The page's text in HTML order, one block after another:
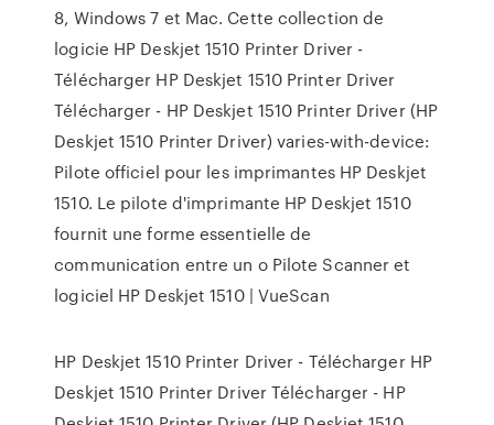
8, Windows 7 et Mac. Cette collection de
logicie HP Deskjet 1510 Printer Driver -
Télécharger HP Deskjet 1510 Printer Driver
Télécharger - HP Deskjet 1510 Printer Driver (HP
Deskjet 1510 Printer Driver) varies-with-device:
Pilote officiel pour les imprimantes HP Deskjet
1510. Le pilote d'imprimante HP Deskjet 1510
fournit une forme essentielle de
communication entre un o Pilote Scanner et
logiciel HP Deskjet 1510 | VueScan
HP Deskjet 1510 Printer Driver - Télécharger HP
Deskjet 1510 Printer Driver Télécharger - HP